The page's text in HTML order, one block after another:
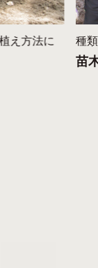
え方法に
種
苗